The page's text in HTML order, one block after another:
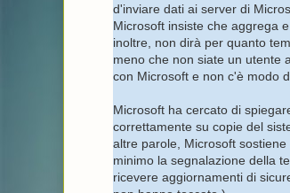
d'inviare dati ai server di
Microsoft insiste che aggrega e
inoltre, non dirà per quanto
meno che non siate un utente
con Microsoft e non c'è modo
Microsoft ha cercato di
correttamente su copie del
altre parole, Microsoft
minimo la segnalazione della
ricevere aggiornamenti di